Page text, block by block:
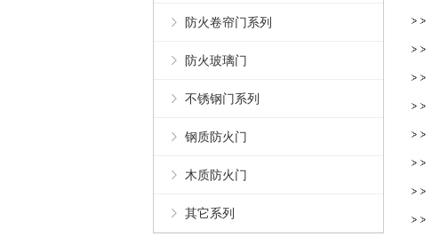
防火卷帘门系列
防火玻璃门
不锈钢门系列
钢质防火门
木质防火门
其它系列